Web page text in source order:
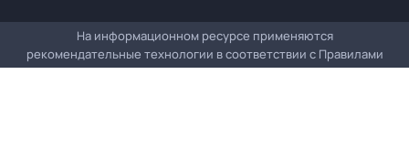
На информационном ресурсе применяются
рекомендательные технологии в соответствии с Правилами